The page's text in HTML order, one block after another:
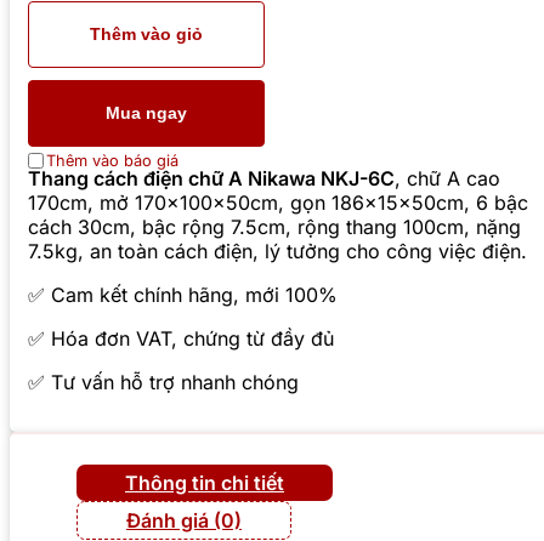
Thêm vào giỏ
Mua ngay
Thêm vào báo giá
Thang cách điện chữ A Nikawa NKJ-6C, chữ A cao
170cm, mở 170x100x50cm, gọn 186x15x50cm, 6 bậc
cách 30cm, bậc rộng 7.5cm, rộng thang 100cm, nặng
7.5kg, an toàn cách điện, lý tưởng cho công việc điện.
✅ Cam kết chính hãng, mới 100%
✅ Hóa đơn VAT, chứng từ đầy đủ
✅ Tư vấn hỗ trợ nhanh chóng
Thông tin chi tiết
Đánh giá (0)